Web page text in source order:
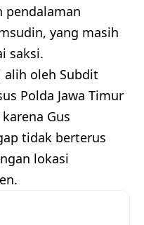
pendalaman
yang masih
saksi.
alih oleh Subdit
Polda Jawa Timur
Gus
tidak berterus
lokasi